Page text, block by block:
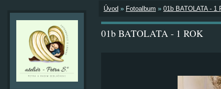
Úvod » Fotoalbum » 01b BATOLATA - 1
01b BATOLATA - 1 ROK